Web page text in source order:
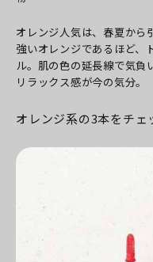
オレンジ人気は、春夏から
強いオレンジであるほど、
ル。肌の色の延長線で気負
リラックス感が今の気分。
オレンジ系の3本をチェ